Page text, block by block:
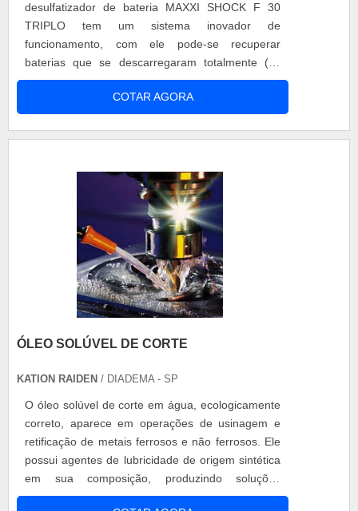
desulfatizador de bateria MAXXI SHOCK F 30
TRIPLO tem um sistema inovador de
funcionamento, com ele pode-se recuperar
baterias que se descarregaram totalmente (as
mesmas sendo condenadas em outras situações).
Características Este equipamento funciona
liberando com tensão livre nas placas, permitindo
concentrada e pr....
COTAR AGORA
ÓLEO SOLÚVEL DE CORTE
KATION RAIDEN / DIADEMA - SP
O óleo solúvel de corte em água, ecologicamente
correto, aparece em operações de usinagem e
retificação de metais ferrosos e não ferrosos. Ele
possui agentes de lubricidade de origem sintética
em sua composição, produzindo soluções
estáveis e transparentes, que permitem a